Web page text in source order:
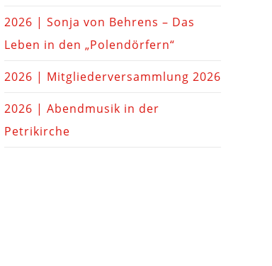
2026 | Sonja von Behrens – Das
Leben in den „Polendörfern“
2026 | Mitgliederversammlung 2026
2026 | Abendmusik in der
Petrikirche